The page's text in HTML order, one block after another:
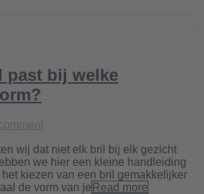
past bij welke
wij dat niet elk bril bij elk gezicht
we hier een kleine handleiding
kiezen van een bril gemakkelijker
de vorm van je Read more